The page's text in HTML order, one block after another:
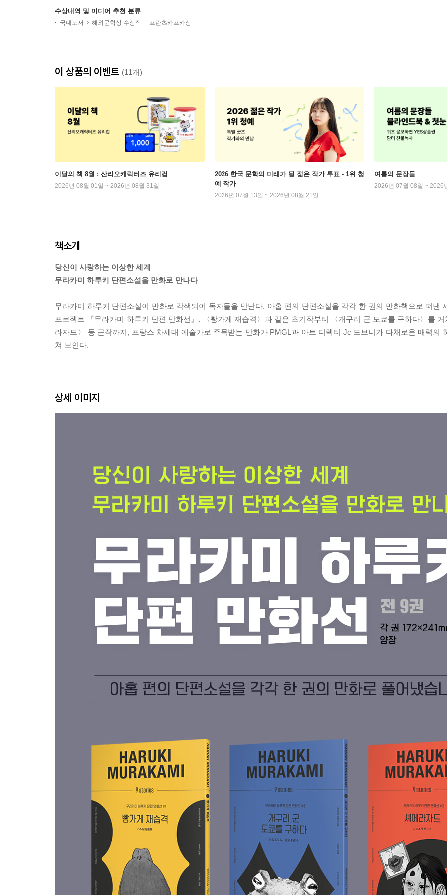
수상내역 및 미디어 추천 분류
국내도서 해외문학상 수상작 프란츠카프카상
이 상품의 이벤트 (11개)
이달의 책 8월 : 산리오캐릭터즈 유리컵
2026년 08월 01일 ~ 2026년 08월 31일
2026 한국 문학의 미래가 될 젊은 작가 투표 - 1위 청
예 작가
2026년 07월 13일 ~ 2026년 08월 21일
여름의 문장들
2026년 07월 08일 ~ 2026
책소개
당신이 사랑하는 이상한 세계
무라카미 하루키 단편소설을 만화로 만나다
무라카미 하루키 단편소설이 만화로 각색되어 독자들을 만난다. 아홉 편의 단편소설을 각각 한 권의 만화책으로 펴낸
프로젝트 『무라카미 하루키 단편 만화선』. 〈빵가게 재습격〉과 같은 초기작부터 〈개구리 군 도쿄를 구하다〉를
라자드〉 등 근작까지, 프랑스 차세대 예술가로 주목받는 만화가 PMGL과 아트 디렉터 Jc 드브니가 다채로운 매력의
쳐 보인다.
상세 이미지